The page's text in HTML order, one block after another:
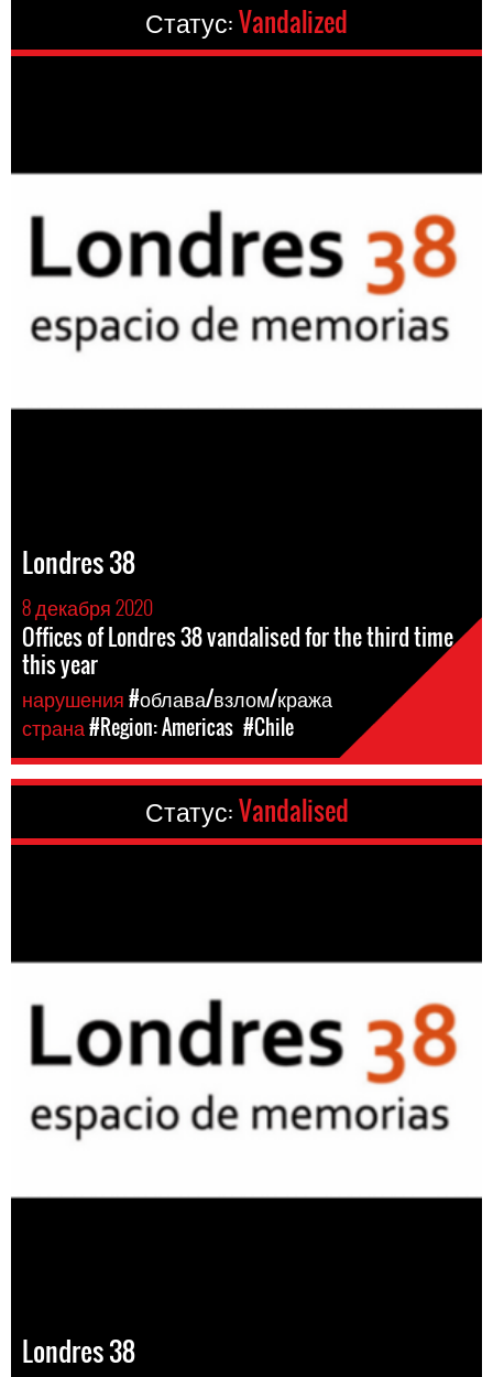
Статус:Vandalized
Londres 38
8 декабря 2020
Offices of Londres 38 vandalised for the third time
this year
нарушения#облава/взлом/кража
страна#Region: Americas #Chile
Статус:Vandalised
Londres 38